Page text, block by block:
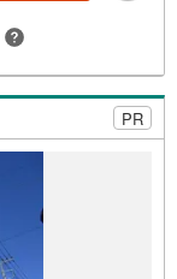
認も・別々の場所
間でしたらお電話で
合せください
PR